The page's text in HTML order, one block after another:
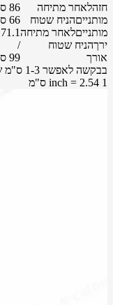
חזהלאחר מתיחה
86 ס"מ
מותנייםהניח שטוח
66 ס"מ
מותנייםלאחר מתיחה71.1 ס"מ
ירךהניח שטוח
/
אורך
99 ס"מ
בבקשה לאפשר 1-3 ס"מ שונה עקב מדידה ידנית.
1 inch = 2.54 ס"מ